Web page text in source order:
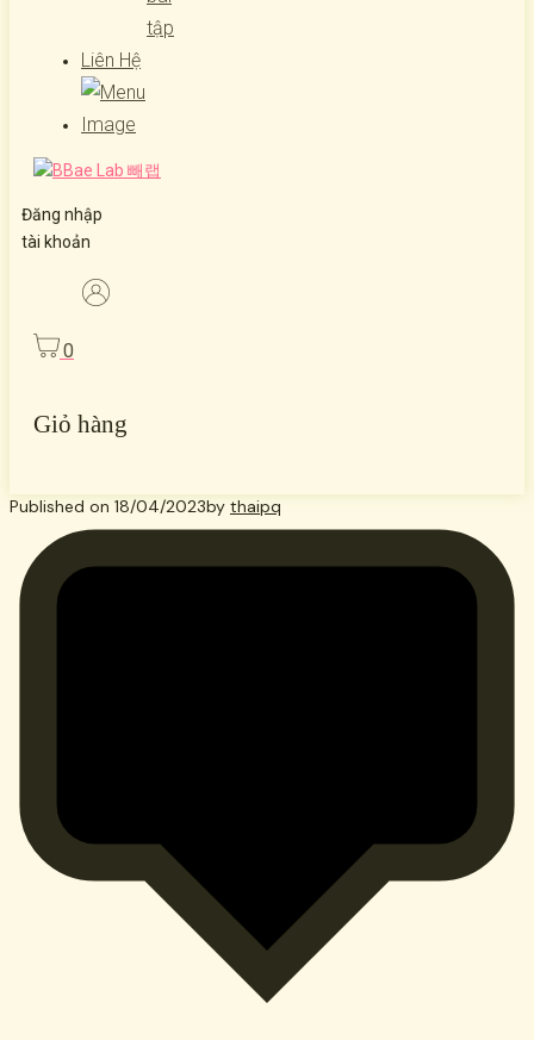
tập
Liên Hệ
Đăng nhập
tài khoản
0
Giỏ hàng
Published on 18/04/2023by thaipq